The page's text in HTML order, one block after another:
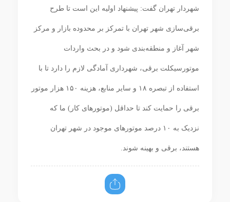
شهردار تهران گفت: پیشنهاد اولیه این است تا طرح
برقی‌سازی شهر تهران با تمرکز بر محدوده بازار و مرکز
شهر آغاز و منطقه‌بندی شود و در بحث واردات
موتورسیکلت برقی، شهرداری آمادگی لازم را دارد تا با
استفاده از تبصره ۱۸ و سایر منابع، هزینه ۱۵۰ هزار موتور
برقی را حمایت کند تا حداقل (موتورهای کار) ما که
نزدیک به ۱۰ درصد موتورهای موجود در شهر تهران
هستند، برقی و بهینه شوند.